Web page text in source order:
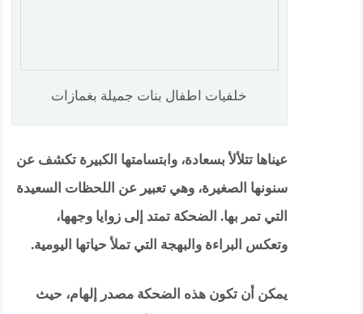
خلفيات اطفال بنات جميلة بغمازات
عيناها تتلألأ بسعادة، وابتسامتها الكبيرة تكشف عن
سنونها الصغيرة، وهي تعبير عن اللحظات السعيدة
التي تمر بها. الضحكة تمتد إلى زوايا وجهها،
وتعكس البراءة والبهجة التي تملأ حياتها اليومية.
يمكن أن تكون هذه الضحكة مصدر إلهام، حيث